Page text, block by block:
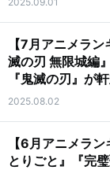
【7月アニメラ
滅の刃 無限城編
『鬼滅の刃』が
2025.08.02
【6月アニメラ
とりごと』『完